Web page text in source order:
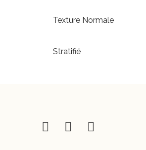
Texture Normale
Stratifié